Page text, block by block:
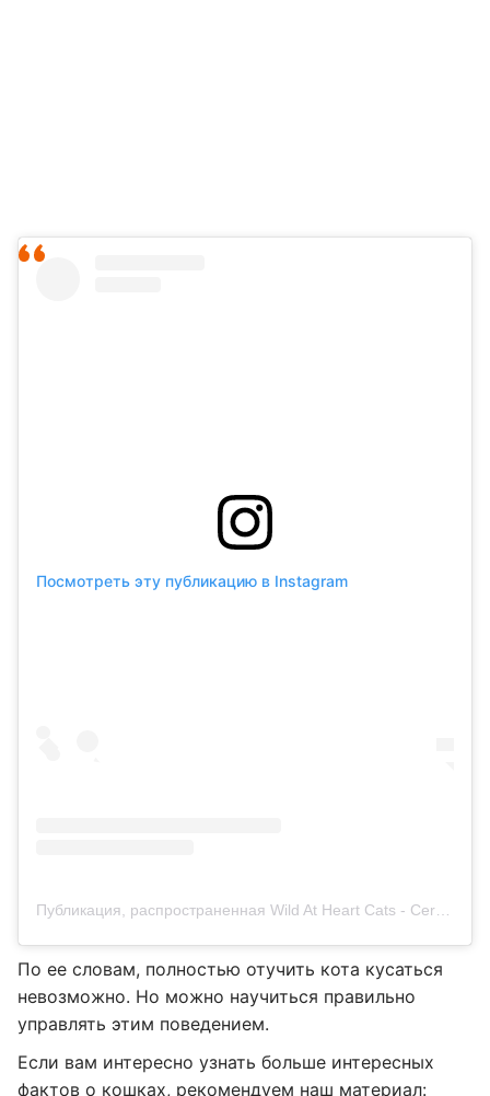
Посмотреть эту публикацию в Instagram
По ее словам, полностью отучить кота кусаться
невозможно. Но можно научиться правильно
управлять этим поведением.
Если вам интересно узнать больше интересных
фактов о кошках, рекомендуем наш материал: